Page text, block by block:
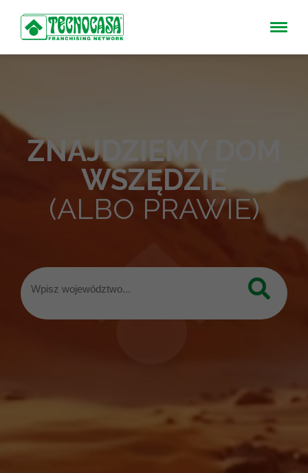
ZNAJDZIEMY DOM
WSZĘDZIE
(ALBO PRAWIE)